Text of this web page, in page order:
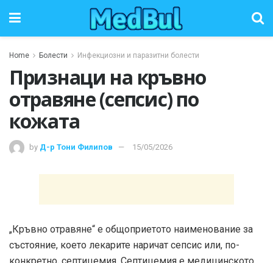
Home Болести Инфекциозни и паразитни болести
Признаци на кръвно
отравяне (сепсис) по
кожата
by Д-р Тони Филипов 15/05/2026
„Кръвно отравяне“ е общоприетото наименование за
състояние, което лекарите наричат сепсис или, по-